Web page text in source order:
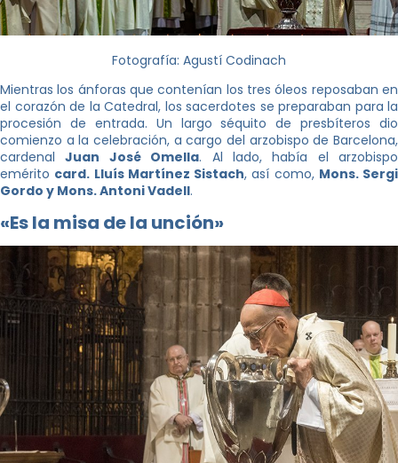
Fotografía: Agustí Codinach
Mientras los ánforas que contenían los tres óleos reposaban en
el corazón de la Catedral, los sacerdotes se preparaban para la
procesión de entrada. Un largo séquito de presbíteros dio
comienzo a la celebración, a cargo del arzobispo de Barcelona,
cardenalJuan José Omella. Al lado, había el arzobispo
emérito card. Lluís Martínez Sistach, así como, Mons. Sergi
Gordo y Mons. Antoni Vadell.
«Es la misa de la unción»